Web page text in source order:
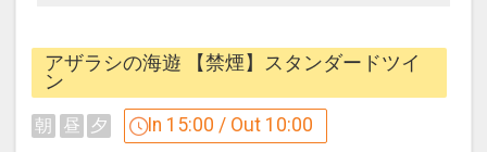
【連泊するとお得】連泊割引がございま
す
連泊の場合、
アザラシの海遊 【禁煙】スタンダードツイ
ン
朝 昼 夕 In 15:00 / Out 10:00